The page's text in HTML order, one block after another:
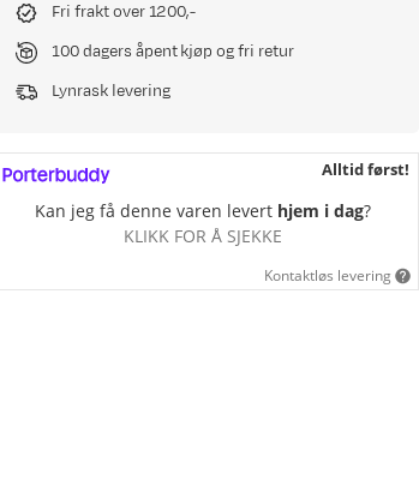
Fri frakt over 1200,-
100 dagers åpent kjøp og fri retur
Lynrask levering
Alltid først!
Kan jeg få denne varen levert hjem i dag?
KLIKK FOR Å SJEKKE
Kontaktløs levering